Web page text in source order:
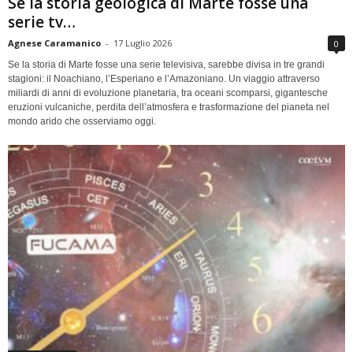
serie tv…
Agnese Caramanico - 17 Luglio 2026 0
Se la storia di Marte fosse una serie televisiva, sarebbe divisa in tre grandi
stagioni: il Noachiano, l’Esperiano e l’Amazoniano. Un viaggio attraverso
miliardi di anni di evoluzione planetaria, tra oceani scomparsi, gigantesche
eruzioni vulcaniche, perdita dell’atmosfera e trasformazione del pianeta nel
mondo arido che osserviamo oggi.